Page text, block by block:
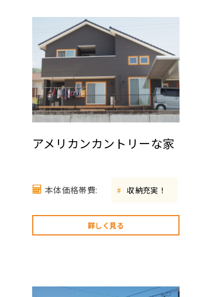
アメリカンカントリーな家
本体価格帯費: # 収納充実！
詳しく見る